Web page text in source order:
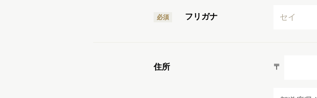
必須 フリガナ
住所 〒